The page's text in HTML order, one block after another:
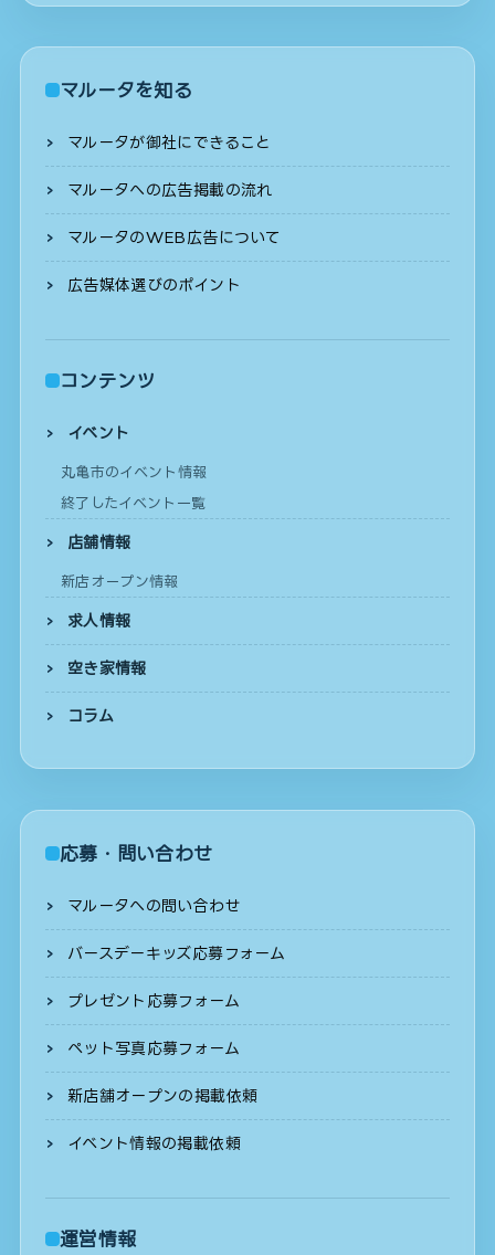
マルータを知る
マルータが御社にできること
マルータへの広告掲載の流れ
マルータのWEB広告について
広告媒体選びのポイント
コンテンツ
イベント
丸亀市のイベント情報
終了したイベント一覧
店舗情報
新店オープン情報
求人情報
空き家情報
コラム
応募・問い合わせ
マルータへの問い合わせ
バースデーキッズ応募フォーム
プレゼント応募フォーム
ペット写真応募フォーム
新店舗オープンの掲載依頼
イベント情報の掲載依頼
運営情報